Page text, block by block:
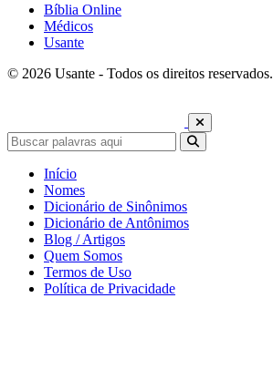
Bíblia Online
Médicos
Usante
© 2026 Usante - Todos os direitos reservados.
Início
Nomes
Dicionário de Sinônimos
Dicionário de Antônimos
Blog / Artigos
Quem Somos
Termos de Uso
Política de Privacidade